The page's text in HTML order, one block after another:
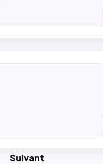
Suivant